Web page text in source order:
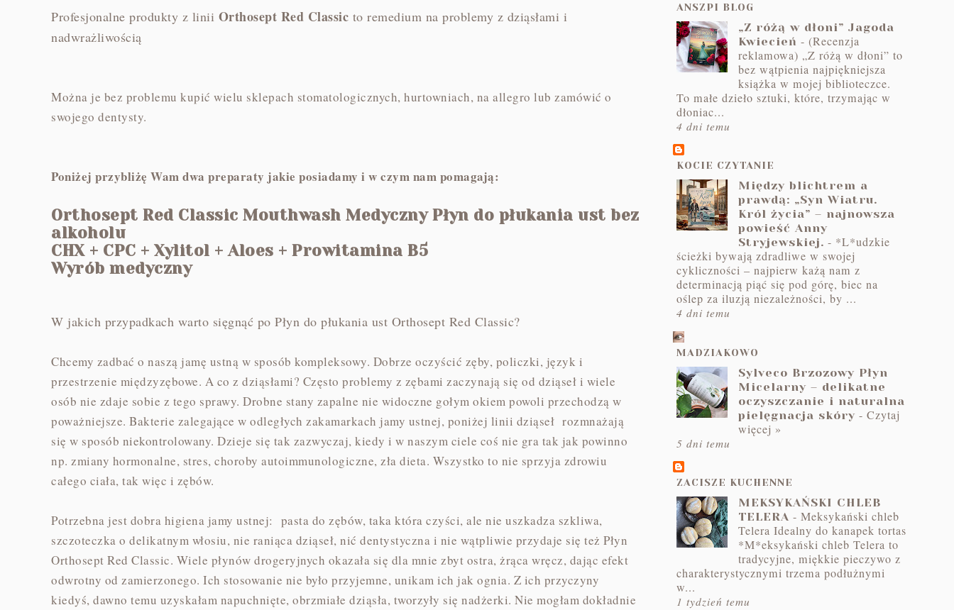
Profesjonalne produkty z linii Orthosept Red Classic to remedium na problemy z dziąsłami i
nadwrażliwością
Można je bez problemu kupić wielu sklepach stomatologicznych, hurtowniach, na allegro lub zamówić o
swojego dentysty.
Poniżej przybliżę Wam dwa preparaty jakie posiadamy i w czym nam pomagają:
Orthosept Red Classic Mouthwash Medyczny Płyn do płukania ust bez
alkoholu
CHX + CPC + Xylitol + Aloes + Prowitamina B5
Wyrób medyczny
W jakich przypadkach warto sięgnąć po Płyn do płukania ust Orthosept Red Classic?
Chcemy zadbać o naszą jamę ustną w sposób kompleksowy. Dobrze oczyścić zęby, policzki, język i
przestrzenie międzyzębowe. A co z dziąsłami? Często problemy z zębami zaczynają się od dziąseł i wiele
osób nie zdaje sobie z tego sprawy. Drobne stany zapalne nie widoczne gołym okiem powoli przechodzą w
poważniejsze. Bakterie zalegające w odległych zakamarkach jamy ustnej, poniżej linii dziąseł rozmnażają
się w sposób niekontrolowany. Dzieje się tak zazwyczaj, kiedy i w naszym ciele coś nie gra tak jak powinno
np. zmiany hormonalne, stres, choroby autoimmunologiczne, zła dieta. Wszystko to nie sprzyja zdrowiu
całego ciała, tak więc i zębów.
Potrzebna jest dobra higiena jamy ustnej: pasta do zębów, taka która czyści, ale nie uszkadza szkliwa,
szczoteczka o delikatnym włosiu, nie raniąca dziąseł, nić dentystyczna i nie wątpliwie przydaje się też Płyn
Orthosept Red Classic. Wiele płynów drogeryjnych okazała się dla mnie zbyt ostra, żrąca wręcz, dając efekt
odwrotny od zamierzonego. Ich stosowanie nie było przyjemne, unikam ich jak ognia. Z ich przyczyny
kiedyś, dawno temu uzyskałam napuchnięte, obrzmiałe dziąsła, tworzyły się nadżerki. Nie mogłam dokładnie
ANSZPI BLOG
„Z różą w dłoni” Jagoda
Kwiecień - (Recenzja
reklamowa) „Z różą w dłoni” to
bez wątpienia najpiękniejsza
książka w mojej biblioteczce.
To małe dzieło sztuki, które, trzymając w
dłoniac...
4 dni temu
KOCIE CZYTANIE
Między blichtrem a
prawdą: „Syn Wiatru.
Król życia” – najnowsza
powieść Anny
Stryjewskiej. - *L*udzkie
ścieżki bywają zdradliwe w swojej
cykliczności – najpierw każą nam z
determinacją piąć się pod górę, biec na
oślep za iluzją niezależności, by ...
4 dni temu
MADZIAKOWO
Sylveco Brzozowy Płyn
Micelarny – delikatne
oczyszczanie i naturalna
pielęgnacja skóry - Czytaj
więcej »
5 dni temu
ZACISZE KUCHENNE
MEKSYKAŃSKI CHLEB
TELERA - Meksykański chleb
Telera Idealny do kanapek tortas
*M*eksykański chleb Telera to
tradycyjne, miękkie pieczywo z
charakterystycznymi trzema podłużnymi
w...
1 tydzień temu